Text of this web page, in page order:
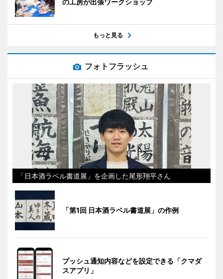
の工房が出張ワークショップ
もっと見る
フォトフラッシュ
「日本酒ラベル書道展」を企画した尾形翔平さん
「第1回 日本酒ラベル書道展」の作例
プッシュ通知内容などを設定できる「クマダ
スアプリ」